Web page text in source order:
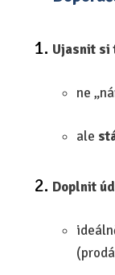
Ujasnit
ne
ale
Doplnit